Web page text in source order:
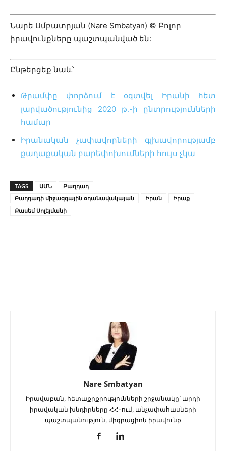
Նարե Սմբատրյան (Nare Smbatyan) © Բոլոր
իրավունքները պաշտպանված են:
Ընթերցեք նաև՝
Թրամփը փորձում է օգտվել Իրանի հետ
լարվածությունից 2020 թ․-ի ընտրությունների
համար
Իրանական չափավորների գլխավորությամբ
քաղաքական բարեփոխումների հույս չկա
TAGS ԱՄՆ
Բաղդադ
Բաղդադի միջազգային օդանավակայան
Իրան
Իրաք
Քասեմ Սոլեյմանի
Nare Smbatyan
Իրավաբան, հետաքրքրությունների շրջանակը՝ արդի
իրավական խնդիրները ՀՀ-ում, անչափահասների
պաշտպանություն, միգրացիոն իրավունք